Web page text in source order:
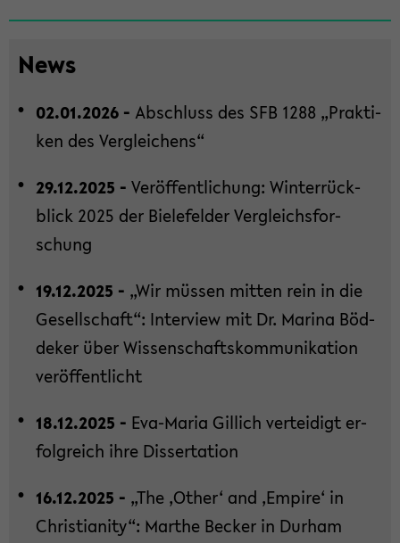
News
02.01.2026 - Ab­schluss des SFB 1288 „Prak­ti­
ken des Ver­glei­chens“
29.12.2025 - Ver­öf­fent­li­chung: Win­ter­rück­
blick 2025 der Bie­le­fel­der Ver­gleichs­for­
schung
19.12.2025 - „Wir müs­sen mit­ten rein in die
Ge­sell­schaft“: In­ter­view mit Dr. Ma­ri­na Böd­
de­ker über Wis­sen­schafts­kom­mu­ni­ka­ti­on
ver­öf­fent­licht
18.12.2025 - Eva-​Maria Gil­lich ver­tei­digt er­
folg­reich ihre Dis­ser­ta­ti­on
16.12.2025 - „The ‚Other‘ and ‚Em­pi­re‘ in
Chris­tia­ni­ty“: Mar­the Be­cker in Durham